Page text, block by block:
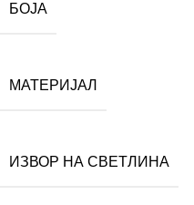
БОЈА
МАТЕРИЈАЛ
ИЗВОР НА СВЕТЛИНА